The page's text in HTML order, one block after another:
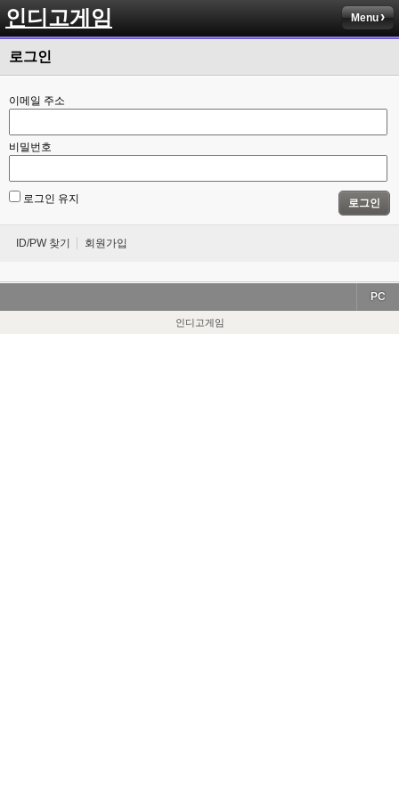
인디고게임 Menu
로그인
이메일 주소
비밀번호
로그인 유지 로그인
ID/PW 찾기 회원가입
PC
인디고게임